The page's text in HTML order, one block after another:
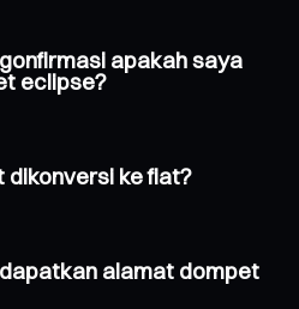
apakah saya
eclipse?
ke fiat?
alamat dompet